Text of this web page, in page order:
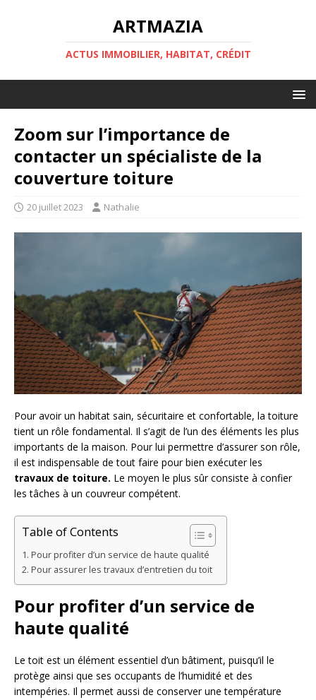
ARTMAZIA
ACTUS IMMOBILIER, HABITAT, CRÉDIT
Zoom sur l’importance de
contacter un spécialiste de la
couverture toiture
20 juillet 2023 Nathalie
Pour avoir un habitat sain, sécuritaire et confortable, la toiture
tient un rôle fondamental. Il s’agit de l’un des éléments les plus
importants de la maison. Pour lui permettre d’assurer son rôle,
il est indispensable de tout faire pour bien exécuter les
travaux de toiture. Le moyen le plus sûr consiste à confier
les tâches à un couvreur compétent.
Table of Contents
Pour profiter d’un service de haute qualité
Pour assurer les travaux d’entretien du toit
Pour profiter d’un service de
haute qualité
Le toit est un élément essentiel d’un bâtiment, puisqu’il le
protège ainsi que ses occupants de l’humidité et des
intempéries. Il permet aussi de conserver une température